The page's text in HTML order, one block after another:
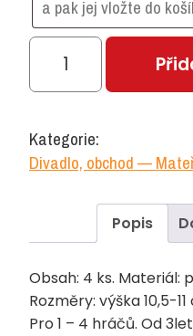
Set
prstových
–
Červená
množství
Kategorie:
Divadlo, obchod —
Popis
Obsah: 4 ks. Materiál:
Rozměry: výška 10,5-11
Pro 1 – 4 hráčů. Od 3let